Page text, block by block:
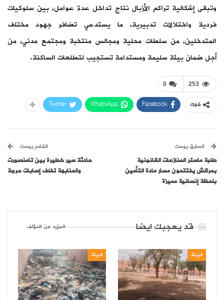
وتبقى إشكالية تراكم الأزبال نتاج تداخل عدة عوامل، بين سلوكيات
فردية واختلالات تدبيرية، ما يستدعي تضافر جهود مختلف
المتدخلين، من سلطات محلية ومجالس منتخبة ومجتمع مدني، من
أجل ضمان بيئة سليمة ومستدامة تستجيب لتطلعات الساكنة.
0 253
شارك Facebook
WhatsApp
Twitter
السابق بوست
طلبة ماستر المنازعات القانونية
بمراكش يختتمون مسار مادة التأمين
بلحظة إنسانية مميزة
القادم بوست
حادثة سير خطيرة بين تامنصورت
والمنابهة تخلف إصابات حرجة
قد يعجبك ايضا المزيد عن المؤلف
البيئة البيئة